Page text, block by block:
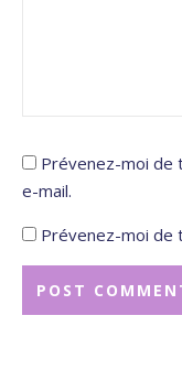
Prévenez-moi de
e-mail.
Prévenez-moi de